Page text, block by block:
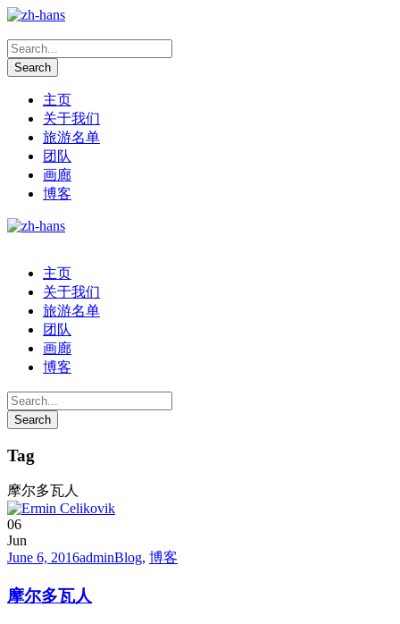
主页
关于我们
旅游名单
团队
画廊
博客
主页
关于我们
旅游名单
团队
画廊
博客
Tag
摩尔多瓦人
06
Jun
June 6, 2016adminBlog, 博客
摩尔多瓦人